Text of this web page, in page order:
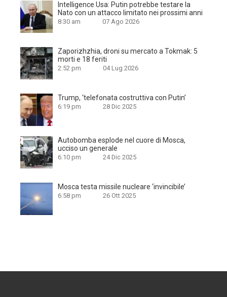
Intelligence Usa: Putin potrebbe testare la
Nato con un attacco limitato nei prossimi anni
8:30 am 07 Ago 2026
Zaporizhzhia, droni su mercato a Tokmak: 5
morti e 18 feriti
2:52 pm 04 Lug 2026
Trump, ‘telefonata costruttiva con Putin’
6:19 pm 28 Dic 2025
Autobomba esplode nel cuore di Mosca,
ucciso un generale
6:10 pm 24 Dic 2025
Mosca testa missile nucleare ‘invincibile’
6:58 pm 26 Ott 2025